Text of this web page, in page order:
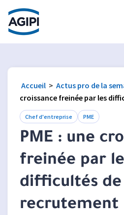
Accès au menu
Accès au contenu principal
Accueil > Actus pro de la
croissance freinée par les
Chef d'entreprise PME
PME : une
freinée par
difficultés de
recrutement